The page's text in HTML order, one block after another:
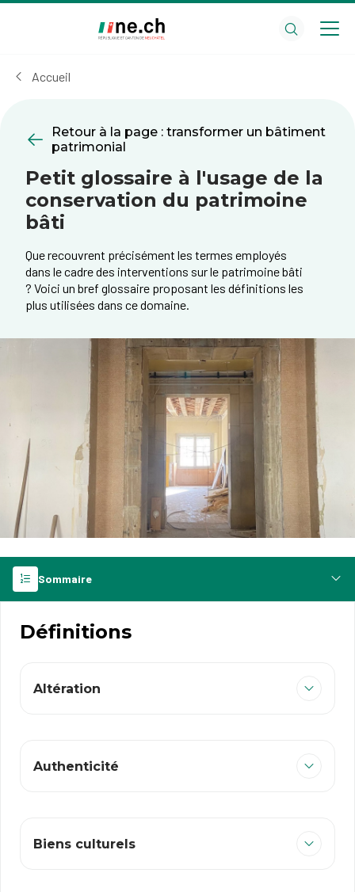
cookies
Accueil
Retour à la page : transformer un bâtiment
patrimonial
Petit glossaire à l'usage de la
conservation du patrimoine
bâti
Que recouvrent précisément les termes employés
dans le cadre des interventions sur le patrimoine bâti
? Voici un bref glossaire proposant les définitions les
plus utilisées dans ce domaine.
Sommaire
Définitions
Altération
Authenticité
Biens culturels